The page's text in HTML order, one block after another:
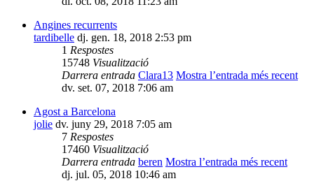
Angines recurrents
tardibelle dj. gen. 18, 2018 2:53 pm
1 Respostes
15748 Visualització
Darrera entrada Clara13 Mostra l’entrada més recent
dv. set. 07, 2018 7:06 am
Agost a Barcelona
jolie dv. juny 29, 2018 7:05 am
7 Respostes
17460 Visualització
Darrera entrada beren Mostra l’entrada més recent
dj. jul. 05, 2018 10:46 am